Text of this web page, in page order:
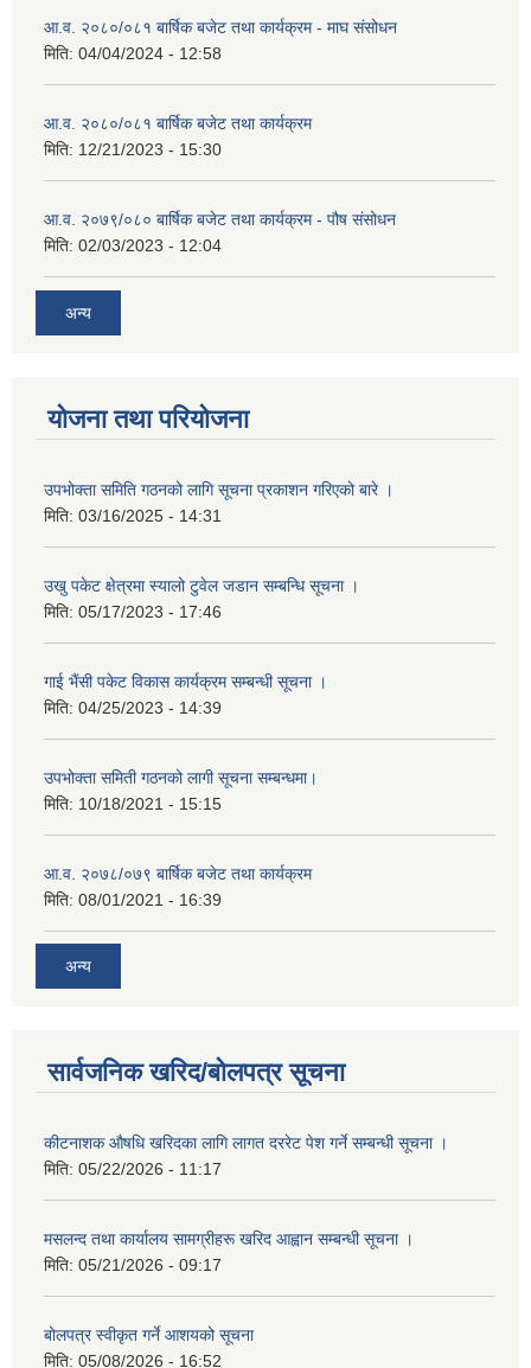
आ.व. २०८०/०८१ बार्षिक बजेट तथा कार्यक्रम - माघ संसोधन
मिति: 04/04/2024 - 12:58
आ.व. २०८०/०८१ बार्षिक बजेट तथा कार्यक्रम
मिति: 12/21/2023 - 15:30
आ.व. २०७९/०८० बार्षिक बजेट तथा कार्यक्रम - पौष संसोधन
मिति: 02/03/2023 - 12:04
अन्य
योजना तथा परियोजना
उपभोक्ता समिति गठनको लागि सूचना प्रकाशन गरिएको बारे ।
मिति: 03/16/2025 - 14:31
उखु पकेट क्षेत्रमा स्यालो टुवेल जडान सम्बन्धि सूचना ।
मिति: 05/17/2023 - 17:46
गाई भैंसी पकेट विकास कार्यक्रम सम्बन्धी सूचना ।
मिति: 04/25/2023 - 14:39
उपभोक्ता समिती गठनको लागी सूचना सम्बन्धमा।
मिति: 10/18/2021 - 15:15
आ.व. २०७८/०७९ बार्षिक बजेट तथा कार्यक्रम
मिति: 08/01/2021 - 16:39
अन्य
सार्वजनिक खरिद/बोलपत्र सूचना
कीटनाशक औषधि खरिदका लागि लागत दररेट पेश गर्ने सम्बन्धी सूचना ।
मिति: 05/22/2026 - 11:17
मसलन्द तथा कार्यालय सामग्रीहरू खरिद आह्वान सम्बन्धी सूचना ।
मिति: 05/21/2026 - 09:17
बोलपत्र स्वीकृत गर्ने आशयको सूचना
मिति: 05/08/2026 - 16:52